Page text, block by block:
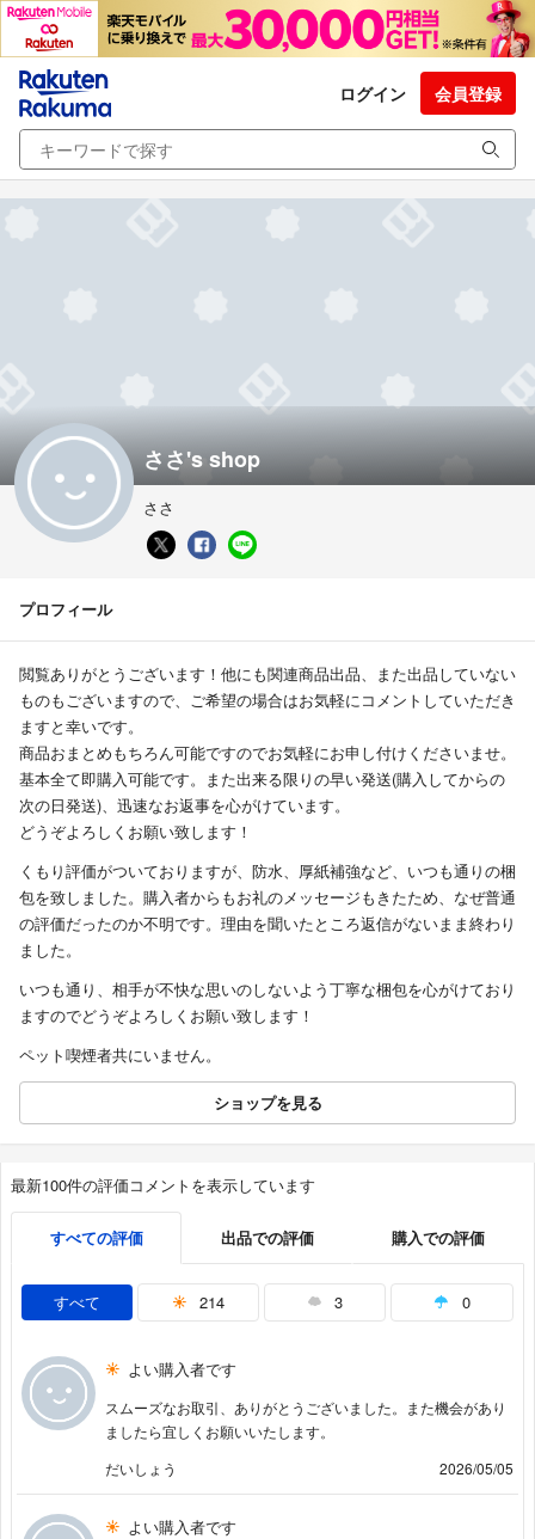
ログイン 会員登録
ささ's shop
ささ
プロフィール
閲覧ありがとうございます！他にも関連商品出品、また出品していない
ものもございますので、ご希望の場合はお気軽にコメントしていただき
ますと幸いです。
商品おまとめもちろん可能ですのでお気軽にお申し付けくださいませ。
基本全て即購入可能です。また出来る限りの早い発送(購入してからの
次の日発送)、迅速なお返事を心がけています。
どうぞよろしくお願い致します！
くもり評価がついておりますが、防水、厚紙補強など、いつも通りの梱
包を致しました。購入者からもお礼のメッセージもきたため、なぜ普通
の評価だったのか不明です。理由を聞いたところ返信がないまま終わり
ました。
いつも通り、相手が不快な思いのしないよう丁寧な梱包を心がけており
ますのでどうぞよろしくお願い致します！
ペット喫煙者共にいません。
ショップを見る
最新100件の評価コメントを表示しています
すべての評価 出品での評価 購入での評価
すべて 214 3 0
よい購入者です
スムーズなお取引、ありがとうございました。また機会があり
ましたら宜しくお願いいたします。
だいしょう
2026/05/05
よい購入者です